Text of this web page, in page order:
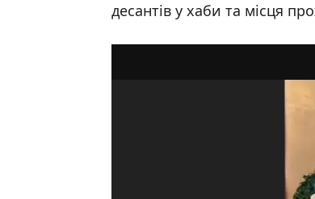
десантів у хаби та місця